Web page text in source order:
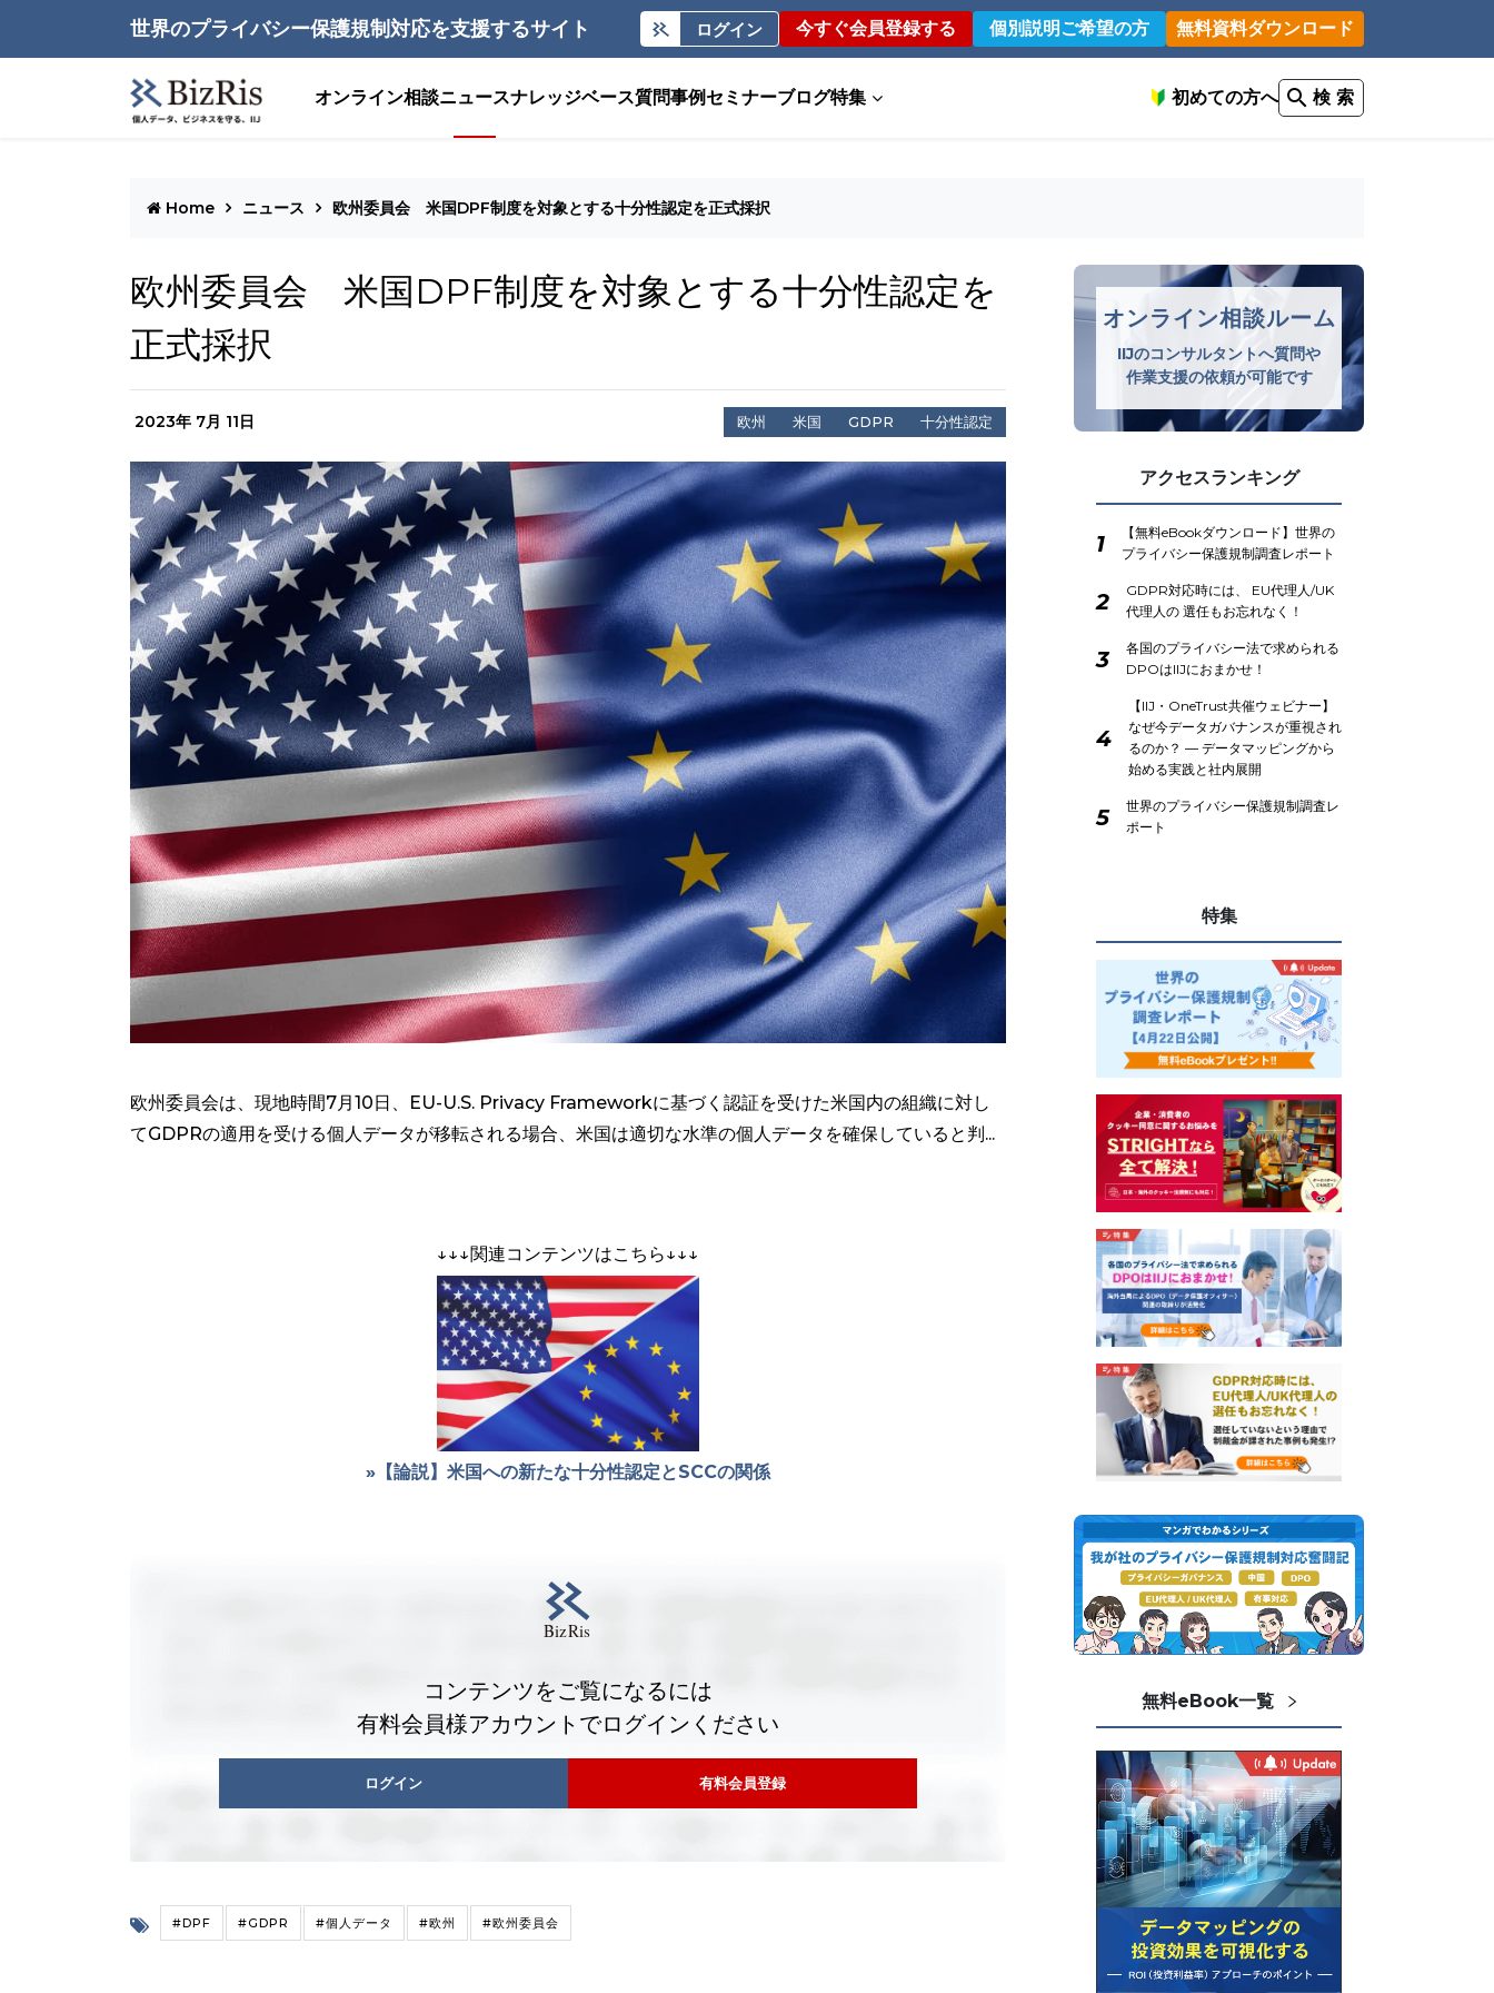
世界のプライバシー保護規制対応を支援するサイト ログイン 今すぐ会員登録する 個別説明ご希望の方 無料資料ダウンロード
オンライン相談ニュースナレッジベース質問事例 セミナーブログ特集 初めての方へ 検 索
Home ニュース 欧州委員会 米国DPF制度を対象とする十分性認定を正式採択
欧州委員会 米国DPF制度を対象とする十分性認定を
正式採択
2023年 7月 11日 欧州 米国 GDPR 十分性認定
欧州委員会は、現地時間7月10日、EU-U.S. Privacy Frameworkに基づく認証を受けた米国内の組織に対し
てGDPRの適用を受ける個人データが移転される場合、米国は適切な水準の個人データを確保していると判...
↓↓↓関連コンテンツはこちら↓↓↓
»【論説】米国への新たな十分性認定とSCCの関係
コンテンツをご覧になるには
有料会員様アカウントでログインください
ログイン 有料会員登録
#DPF #GDPR #個人データ #欧州 #欧州委員会
オンライン相談ルーム
IIJのコンサルタントへ質問や
作業支援の依頼が可能です
アクセスランキング
1
【無料eBookダウンロード】世界の
プライバシー保護規制調査レポート
2
GDPR対応時には、 EU代理人/UK
代理人の 選任もお忘れなく！
3
各国のプライバシー法で求められる
DPOはIIJにおまかせ！
4
【IIJ・OneTrust共催ウェビナー】
なぜ今データガバナンスが重視され
るのか？ ― データマッピングから
始める実践と社内展開
5
世界のプライバシー保護規制調査レ
ポート
特集
無料eBook一覧